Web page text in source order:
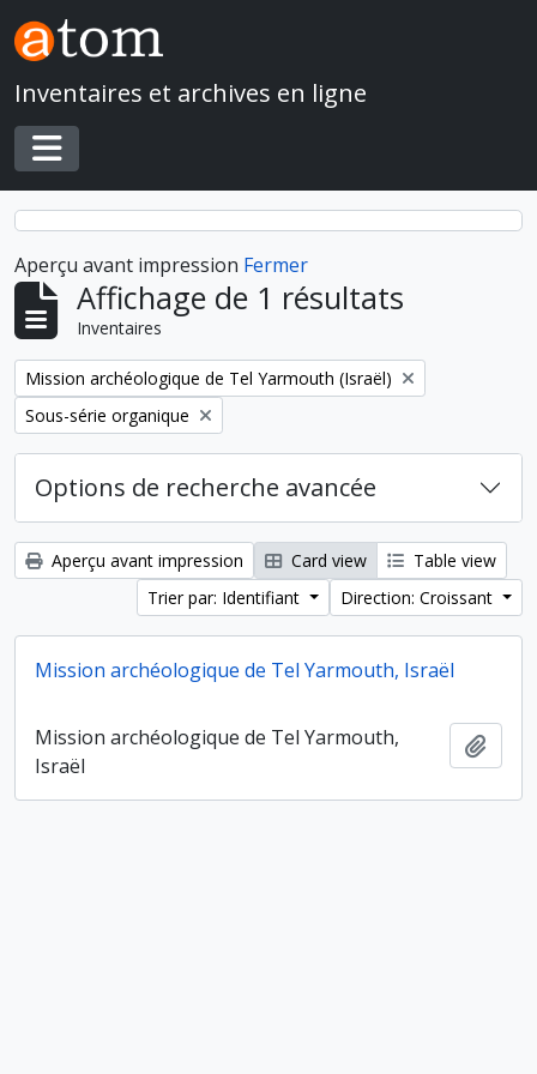
Skip to main content
Inventaires et archives en ligne
Toggle navigation
Aperçu avant impression Fermer
Affichage de 1 résultats
Inventaires
Remove filter:
Mission archéologique de Tel Yarmouth (Israël)
Remove filter:
Sous-série organique
Options de recherche avancée
Aperçu avant impression Card view
Table view
Trier par: Identifiant
Direction: Croissant
Mission archéologique de Tel Yarmouth, Israël
Mission archéologique de Tel Yarmouth,
Israël